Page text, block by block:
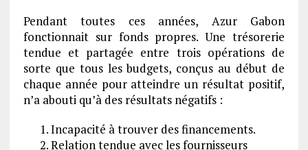
Pendant toutes ces années, Azur Gabon
fonctionnait sur fonds propres. Une trésorerie
tendue et partagée entre trois opérations de
sorte que tous les budgets, conçus au début de
chaque année pour atteindre un résultat positif,
n’a abouti qu’à des résultats négatifs :
Incapacité à trouver des financements.
Relation tendue avec les fournisseurs